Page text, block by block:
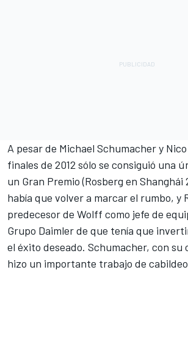
A pesar de Michael Schumachery
finales de 2012 sólo se consiguió una
un Gran Premio (Rosberg en Shanghái
había que volver a marcar el rumbo, y
predecesor de Wolff como jefe de
Grupo Daimler de que tenía que
el éxito deseado. Schumacher, con su
hizo un importante trabajo de